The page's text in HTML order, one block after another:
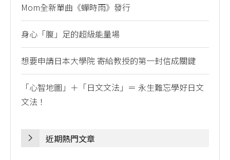
Mom全新單曲《蟬時雨》發行
身心「腹」足的超級能量場
想要申請日本大學院 寄給教授的第一封信成關鍵
「心智地圖」＋「日文文法」＝ 永生難忘學好日文
文法！
近期熱門文章